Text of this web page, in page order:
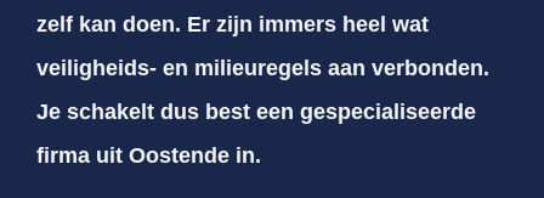
zelf kan doen. Er zijn immers heel wat
veiligheids- en milieuregels aan verbonden.
Je schakelt dus best een gespecialiseerde
firma uit Oostende in.